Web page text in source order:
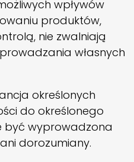
wpływów
produktów,
nie zwalniają
własnych
określonych
do określonego
być wyprowadzona
dorozumiany.